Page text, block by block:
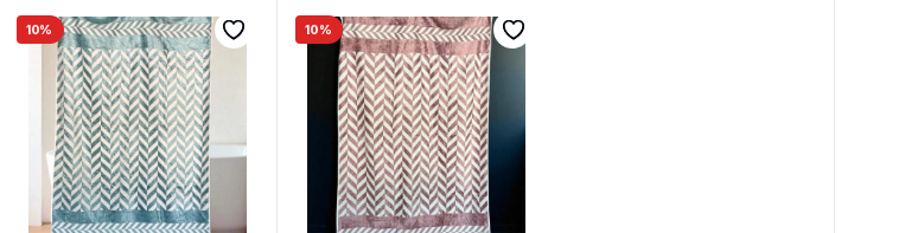
10% 10%